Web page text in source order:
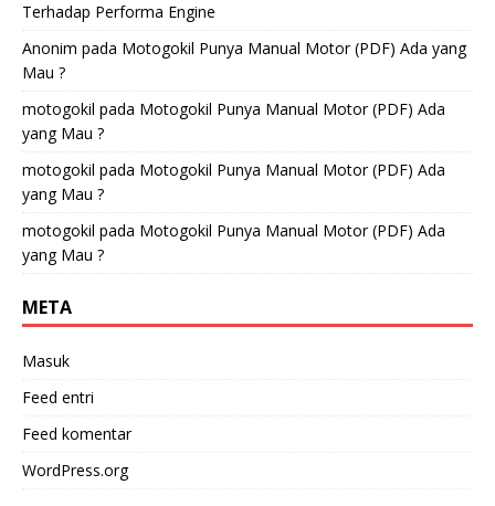
Terhadap Performa Engine
Anonim pada Motogokil Punya Manual Motor (PDF) Ada yang
Mau ?
motogokil pada Motogokil Punya Manual Motor (PDF) Ada
yang Mau ?
motogokil pada Motogokil Punya Manual Motor (PDF) Ada
yang Mau ?
motogokil pada Motogokil Punya Manual Motor (PDF) Ada
yang Mau ?
META
Masuk
Feed entri
Feed komentar
WordPress.org